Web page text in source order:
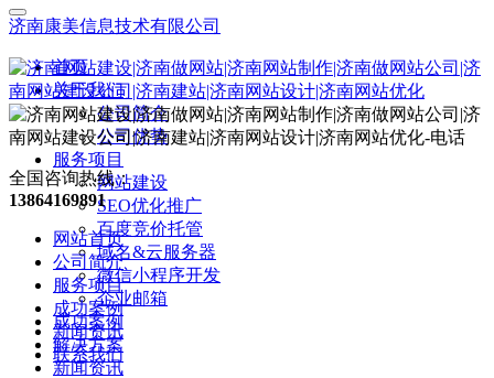
济南康美信息技术有限公司
首页
关于我们
公司简介
公司优势
服务项目
网站建设
SEO优化推广
百度竞价托管
域名&云服务器
微信小程序开发
企业邮箱
成功案例
解决方案
新闻资讯
全国咨询热线：
13864169891
网站首页
公司简介
服务项目
成功案例
新闻资讯
联系我们